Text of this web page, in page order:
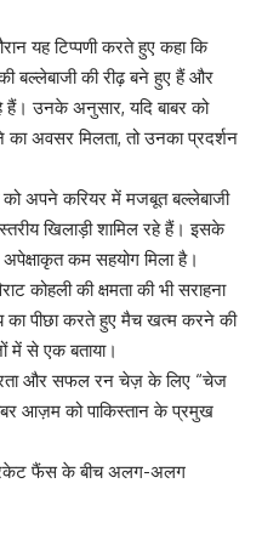
यह टिप्पणी करते हुए कहा कि
बल्लेबाजी की रीढ़ बने हुए हैं और
हैं। उनके अनुसार, यदि बाबर को
अवसर मिलता, तो उनका प्रदर्शन
को अपने करियर में मजबूत बल्लेबाजी
खिलाड़ी शामिल रहे हैं। इसके
कम सहयोग मिला है।
कोहली की क्षमता की भी सराहना
का पीछा करते हुए मैच खत्म करने की
में से एक बताया।
और सफल रन चेज़ के लिए “चेज
आज़म को पाकिस्तान के प्रमुख
फैंस के बीच अलग-अलग